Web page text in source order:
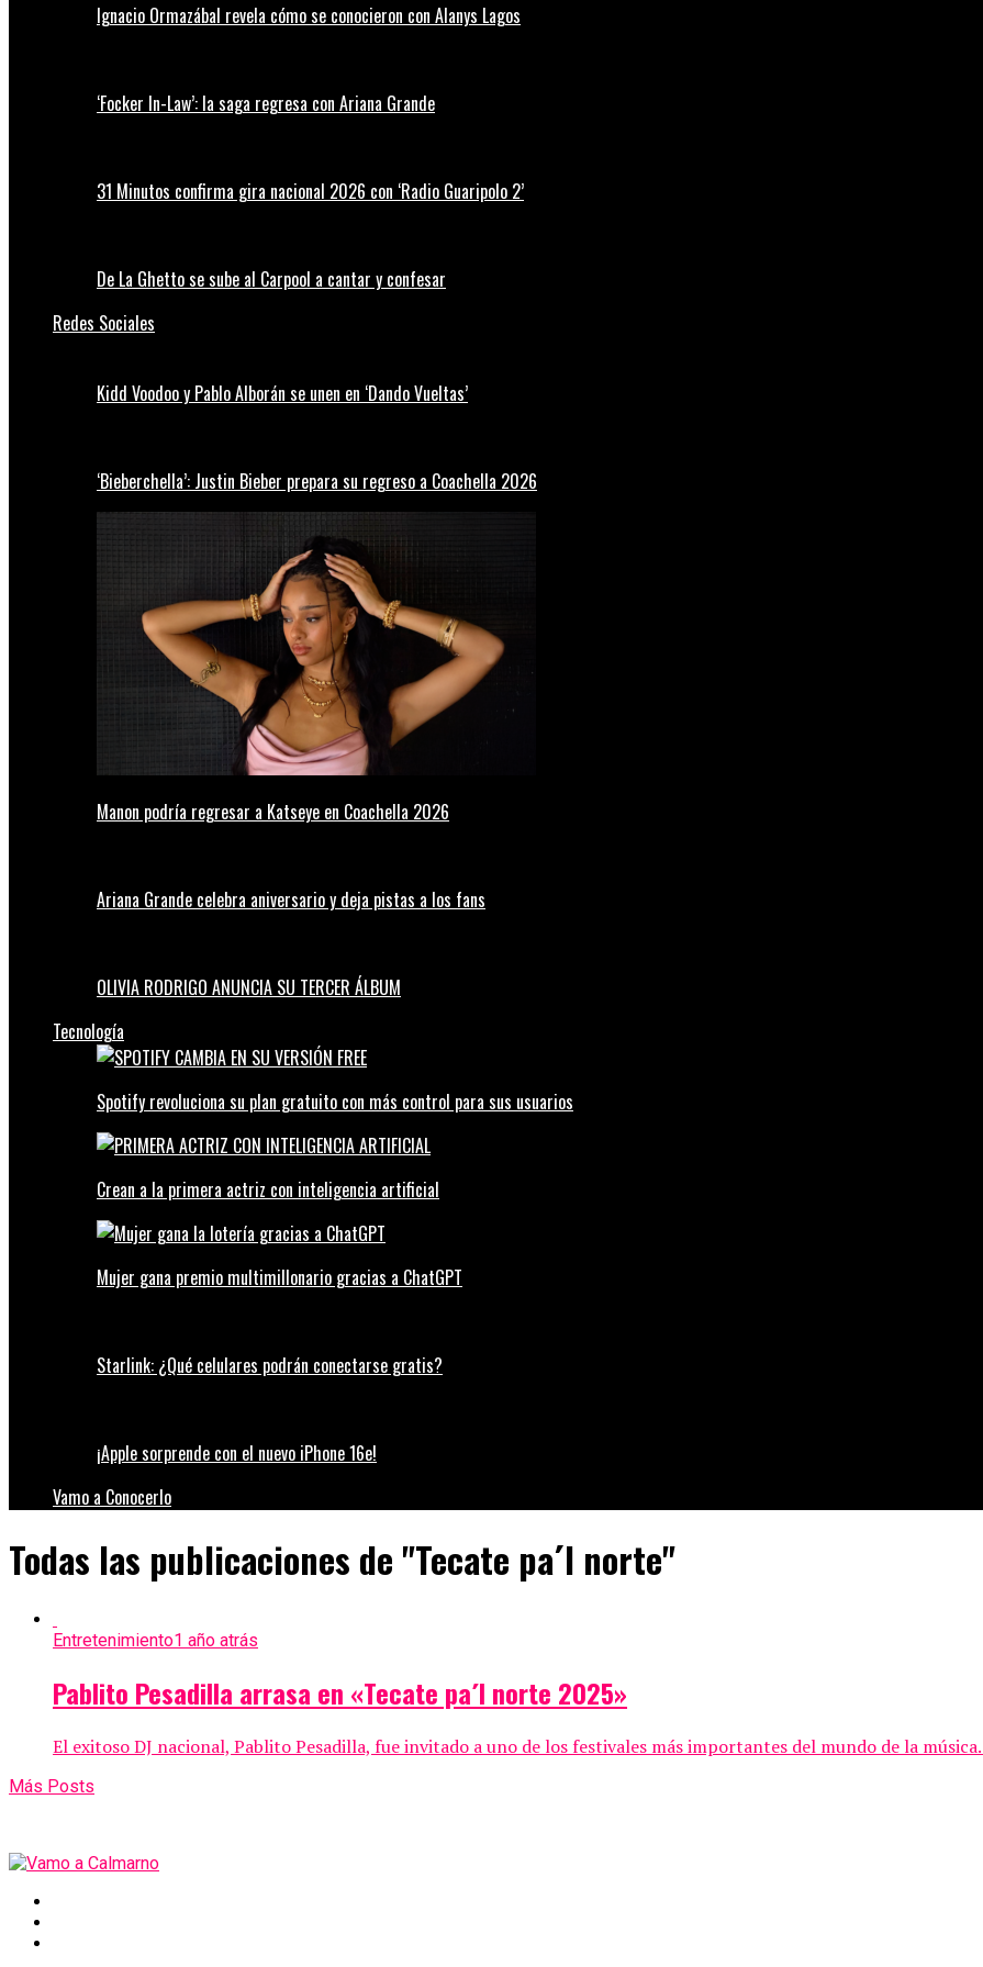
Ignacio Ormazábal revela cómo se conocieron con Alanys Lagos
‘Focker In-Law’: la saga regresa con Ariana Grande
31 Minutos confirma gira nacional 2026 con ‘Radio Guaripolo 2’
De La Ghetto se sube al Carpool a cantar y confesar
Redes Sociales
Kidd Voodoo y Pablo Alborán se unen en ‘Dando Vueltas’
‘Bieberchella’: Justin Bieber prepara su regreso a Coachella 2026
Manon podría regresar a Katseye en Coachella 2026
Ariana Grande celebra aniversario y deja pistas a los fans
OLIVIA RODRIGO ANUNCIA SU TERCER ÁLBUM
Tecnología
Spotify revoluciona su plan gratuito con más control para sus usuarios
Crean a la primera actriz con inteligencia artificial
Mujer gana premio multimillonario gracias a ChatGPT
Starlink: ¿Qué celulares podrán conectarse gratis?
¡Apple sorprende con el nuevo iPhone 16e!
Vamo a Conocerlo
Todas las publicaciones de "Tecate pa´l norte"
Entretenimiento1 año atrás
Pablito Pesadilla arrasa en «Tecate pa´l norte 2025»
El exitoso DJ nacional, Pablito Pesadilla, fue invitado a uno de los festivales más importantes del mundo de la
Más Posts